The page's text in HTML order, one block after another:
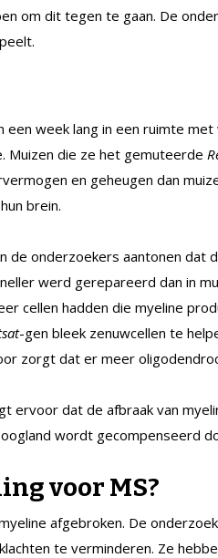
om dit tegen te gaan. De
week lang in een ruimte
Muizen die ze het gemuteerde
en geheugen dan
brein.
onderzoekers aantonen dat
werd gerepareerd dan in
cellen hadden die myeline
-gen bleek zenuwcellen te
zorgt dat er meer
ervoor dat de afbraak van
wordt gecompenseerd
voor MS?
afgebroken. De
te verminderen. Ze